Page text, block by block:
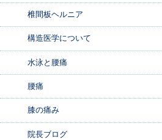
椎間板ヘルニア
構造医学について
水泳と腰痛
腰痛
膝の痛み
院長ブログ